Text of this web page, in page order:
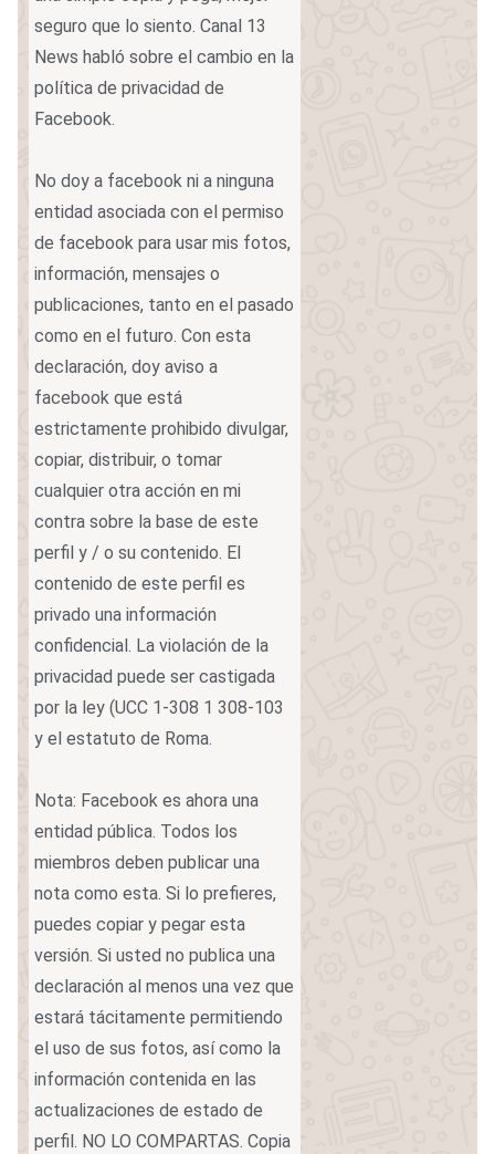
seguro que lo siento. Canal 13
News habló sobre el cambio en la
política de privacidad de
Facebook.
No doy a facebook ni a ninguna
entidad asociada con el permiso
de facebook para usar mis fotos,
información, mensajes o
publicaciones, tanto en el pasado
como en el futuro. Con esta
declaración, doy aviso a
facebook que está
estrictamente prohibido divulgar,
copiar, distribuir, o tomar
cualquier otra acción en mi
contra sobre la base de este
perfil y / o su contenido. El
contenido de este perfil es
privado una información
confidencial. La violación de la
privacidad puede ser castigada
por la ley (UCC 1-308 1 308-103
y el estatuto de Roma.
Nota: Facebook es ahora una
entidad pública. Todos los
miembros deben publicar una
nota como esta. Si lo prefieres,
puedes copiar y pegar esta
versión. Si usted no publica una
declaración al menos una vez que
estará tácitamente permitiendo
el uso de sus fotos, así como la
información contenida en las
actualizaciones de estado de
perfil. NO LO COMPARTAS. Copia